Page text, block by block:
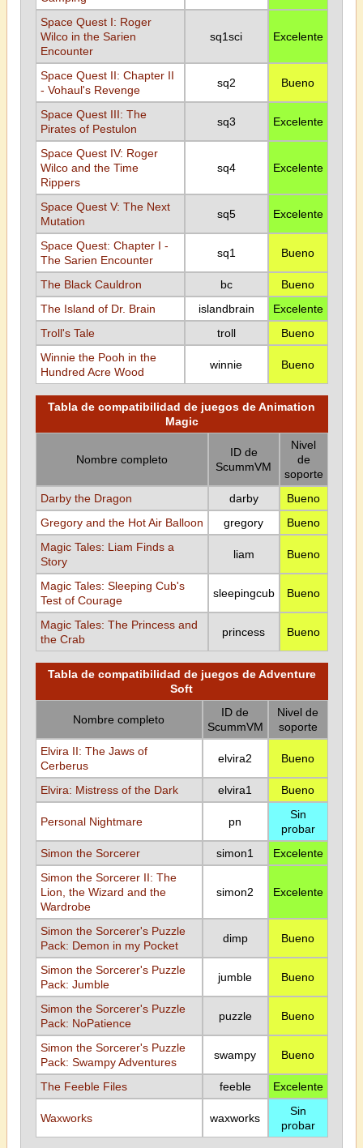
Space Quest I: Roger
Wilco in the Sarien
Encounter
sq1sci Excelente
Space Quest II: Chapter II
- Vohaul's Revenge
sq2 Bueno
Space Quest III: The
Pirates of Pestulon
sq3 Excelente
Space Quest IV: Roger
Wilco and the Time
Rippers
sq4 Excelente
Space Quest V: The Next
Mutation
sq5 Excelente
Space Quest: Chapter I -
The Sarien Encounter
sq1 Bueno
The Black Cauldron bc
Bueno
The Island of Dr. Brain
islandbrain
Excelente
Troll's Tale
troll
Bueno
Winnie the Pooh in the
Hundred Acre Wood
winnie Bueno
Tabla de compatibilidad de juegos de Animation
Magic
Nombre completo
ID de
ScummVM
Nivel
de
soporte
Darby the Dragon
darby
Bueno
Gregory and the Hot Air Balloon
gregory
Bueno
Magic Tales: Liam Finds a
Story
liam Bueno
Magic Tales: Sleeping Cub's
Test of Courage
sleepingcub Bueno
Magic Tales: The Princess and
the Crab
princess Bueno
Tabla de compatibilidad de juegos de Adventure
Soft
Nombre completo
ID de
ScummVM
Nivel de
soporte
Elvira II: The Jaws of
Cerberus
elvira2 Bueno
Elvira: Mistress of the Dark elvira1 Bueno
Personal Nightmare pn
Sin
probar
Simon the Sorcerer
simon1
Excelente
Simon the Sorcerer II: The
Lion, the Wizard and the
Wardrobe
simon2 Excelente
Simon the Sorcerer's Puzzle
Pack: Demon in my Pocket
dimp Bueno
Simon the Sorcerer's Puzzle
Pack: Jumble
jumble Bueno
Simon the Sorcerer's Puzzle
Pack: NoPatience
puzzle Bueno
Simon the Sorcerer's Puzzle
Pack: Swampy Adventures
swampy Bueno
The Feeble Files feeble Excelente
Waxworks waxworks
Sin
probar